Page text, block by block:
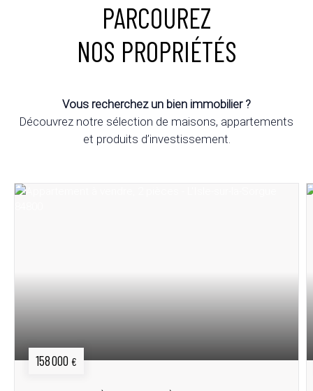
PARCOUREZ
NOS PROPRIÉTÉS
Vous recherchez un bien immobilier ?
Découvrez notre sélection de maisons, appartements
et produits d’investissement.
158 000 €